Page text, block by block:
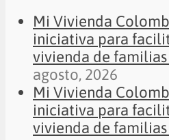
Mi Vivienda
iniciativa para
vivienda de
agosto, 2026
Mi Vivienda
iniciativa para
vivienda de